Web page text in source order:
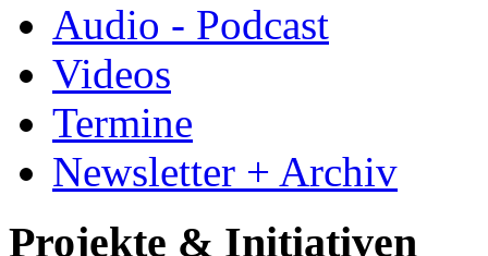
Audio - Podcast
Videos
Termine
Newsletter + Archiv
Projekte & Initiativen